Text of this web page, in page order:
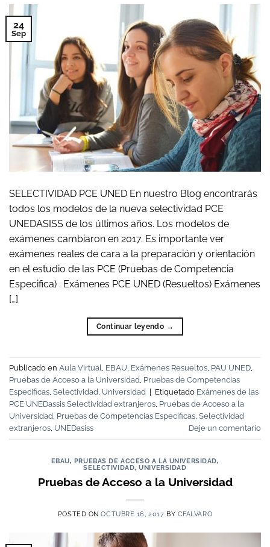
24
Sep
SELECTIVIDAD PCE UNED En nuestro Blog encontrarás
todos los modelos de la nueva selectividad PCE
UNEDASISS de los últimos años. Los modelos de
exámenes cambiaron en 2017. Es importante ver
exámenes reales de cara a la preparación y orientación
en el estudio de las PCE (Pruebas de Competencia
Especifica) . Exámenes PCE UNED (Resueltos) Exámenes
[…]
Continuar leyendo →
Publicado en Aula Virtual EBAU Exámenes Resueltos PAU UNED
Pruebas de Acceso a la Universidad Pruebas de Competencias
Especificas Selectividad Universidad | Etiquetado Exámenes de las
PCE UNEDassis Selectividad extranjeros Pruebas de Acceso a la
Universidad Pruebas de Competencias Específicas Selectividad
extranjeros UNEDasiss Deje un comentario
EBAU, PRUEBAS DE ACCESO A LA UNIVERSIDAD,
SELECTIVIDAD,UNIVERSIDAD
Pruebas de Acceso a la Universidad
POSTED ONOCTUBRE 16, 2017 BY CFALVARO